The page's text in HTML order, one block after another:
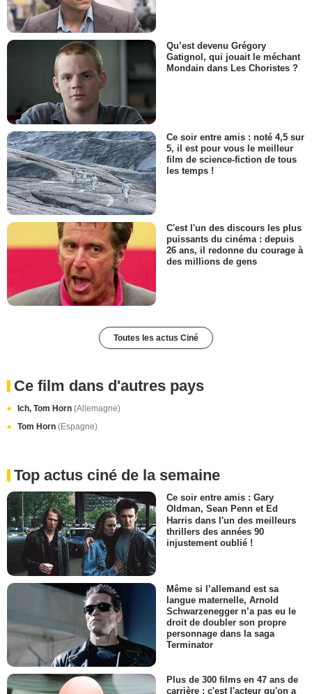
Qu’est devenu Grégory
Gatignol, qui jouait le méchant
Mondain dans Les Choristes ?
Ce soir entre amis : noté 4,5 sur
5, il est pour vous le meilleur
film de science-fiction de tous
les temps !
C'est l'un des discours les plus
puissants du cinéma : depuis
26 ans, il redonne du courage à
des millions de gens
Toutes les actus Ciné
Ce film dans d'autres pays
Ich, Tom Horn (Allemagne)
Tom Horn (Espagne)
Top actus ciné de la semaine
Ce soir entre amis : Gary
Oldman, Sean Penn et Ed
Harris dans l'un des meilleurs
thrillers des années 90
injustement oublié !
Même si l’allemand est sa
langue maternelle, Arnold
Schwarzenegger n’a pas eu le
droit de doubler son propre
personnage dans la saga
Terminator
Plus de 300 films en 47 ans de
carrière : c'est l'acteur qu'on a